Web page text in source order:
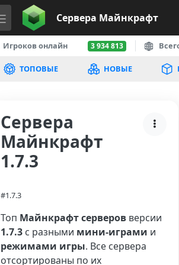
Сервера Майнкрафт
Игроков онлайн 3 934 813
ТОПОВЫЕ НОВЫЕ
Сервера
Майнкрафт
1.7.3
#1.7.3
Топ Майнкрафт серверов версии
1.7.3 с разными мини-играми и
режимами игры. Все сервера
отсортированы по их